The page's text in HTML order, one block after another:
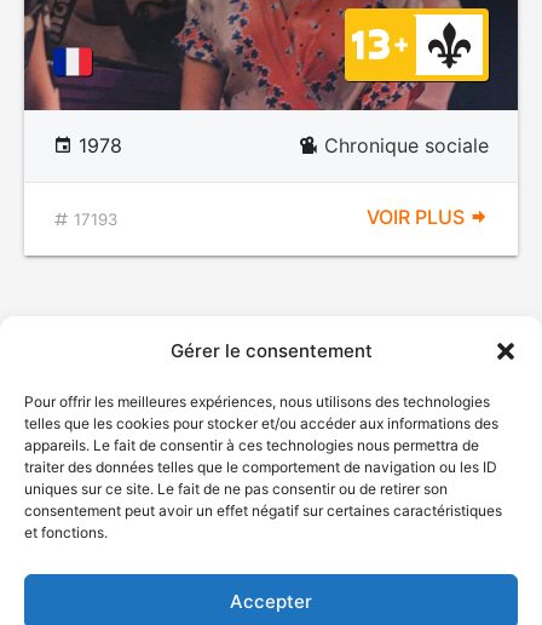
Gérer le consentement
Pour offrir les meilleures expériences, nous utilisons des technologies
telles que les cookies pour stocker et/ou accéder aux informations des
appareils. Le fait de consentir à ces technologies nous permettra de
traiter des données telles que le comportement de navigation ou les ID
uniques sur ce site. Le fait de ne pas consentir ou de retirer son
consentement peut avoir un effet négatif sur certaines caractéristiques
et fonctions.
Accepter
1978 Chronique sociale
17193 VOIR PLUS
© Gouvernement du Québec, 2026
Plan du site
Accessibilité